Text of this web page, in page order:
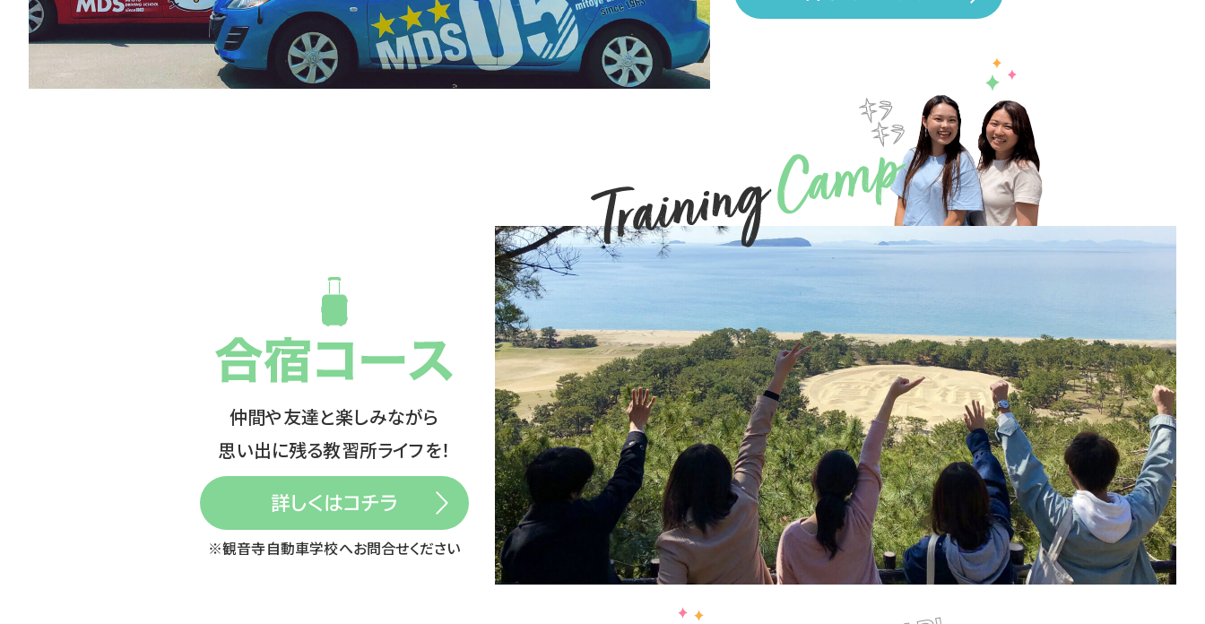
仲間や友達と楽しみながら
思い出に残る教習所ライフを！
※観音寺自動車学校へお問合せください